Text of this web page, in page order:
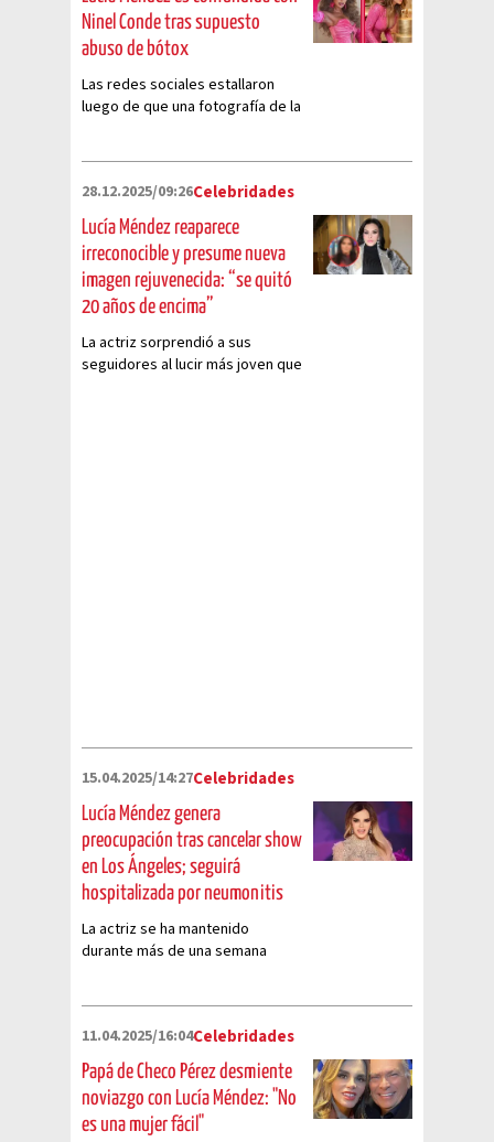
Ninel Conde tras supuesto
abuso de bótox
Las redes sociales estallaron
luego de que una fotografía de la
28.12.2025/09:26Celebridades
Lucía Méndez reaparece
irreconocible y presume nueva
imagen rejuvenecida: “se quitó
20 años de encima”
La actriz sorprendió a sus
seguidores al lucir más joven que
15.04.2025/14:27Celebridades
Lucía Méndez genera
preocupación tras cancelar show
en Los Ángeles; seguirá
hospitalizada por neumonitis
La actriz se ha mantenido
durante más de una semana
11.04.2025/16:04Celebridades
Papá de Checo Pérez desmiente
noviazgo con Lucía Méndez: "No
es una mujer fácil"